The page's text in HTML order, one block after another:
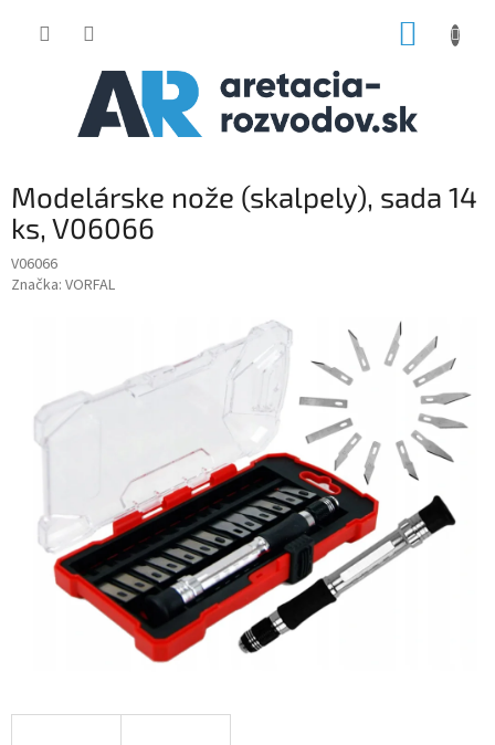
Modelárske nože (skalpely), sada 14
ks, V06066
V06066
Značka: VORFAL